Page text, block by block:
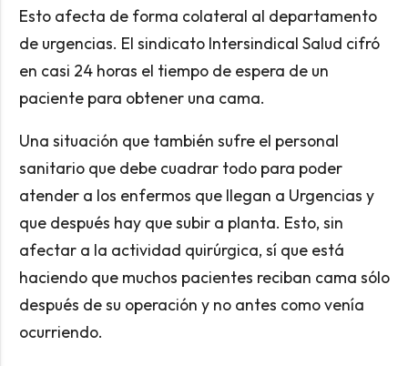
Esto afecta de forma colateral al departamento
de urgencias. El sindicato Intersindical Salud cifró
en casi 24 horas el tiempo de espera de un
paciente para obtener una cama.
Una situación que también sufre el personal
sanitario que debe cuadrar todo para poder
atender a los enfermos que llegan a Urgencias y
que después hay que subir a planta. Esto, sin
afectar a la actividad quirúrgica, sí que está
haciendo que muchos pacientes reciban cama sólo
después de su operación y no antes como venía
ocurriendo.